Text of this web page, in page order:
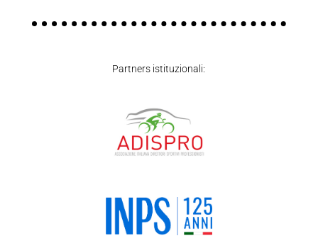
Partners istituzionali: